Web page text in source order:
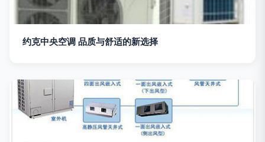
约克中央空调 品质与舒适的新选择